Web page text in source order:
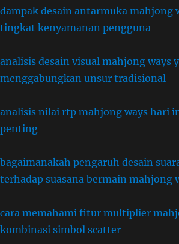
dampak desain antarmuka mahjong
tingkat kenyamanan pengguna
analisis desain visual mahjong ways
menggabungkan unsur tradisional
analisis nilai rtp mahjong ways hari
penting
bagaimanakah pengaruh desain
terhadap suasana bermain mahjong
cara memahami fitur multiplier
kombinasi simbol scatter